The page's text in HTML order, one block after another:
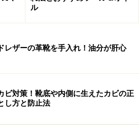
ル
レザーの革靴を手入れ！油分が肝心
ビ対策！靴底や内側に生えたカビの正
し方と防止法